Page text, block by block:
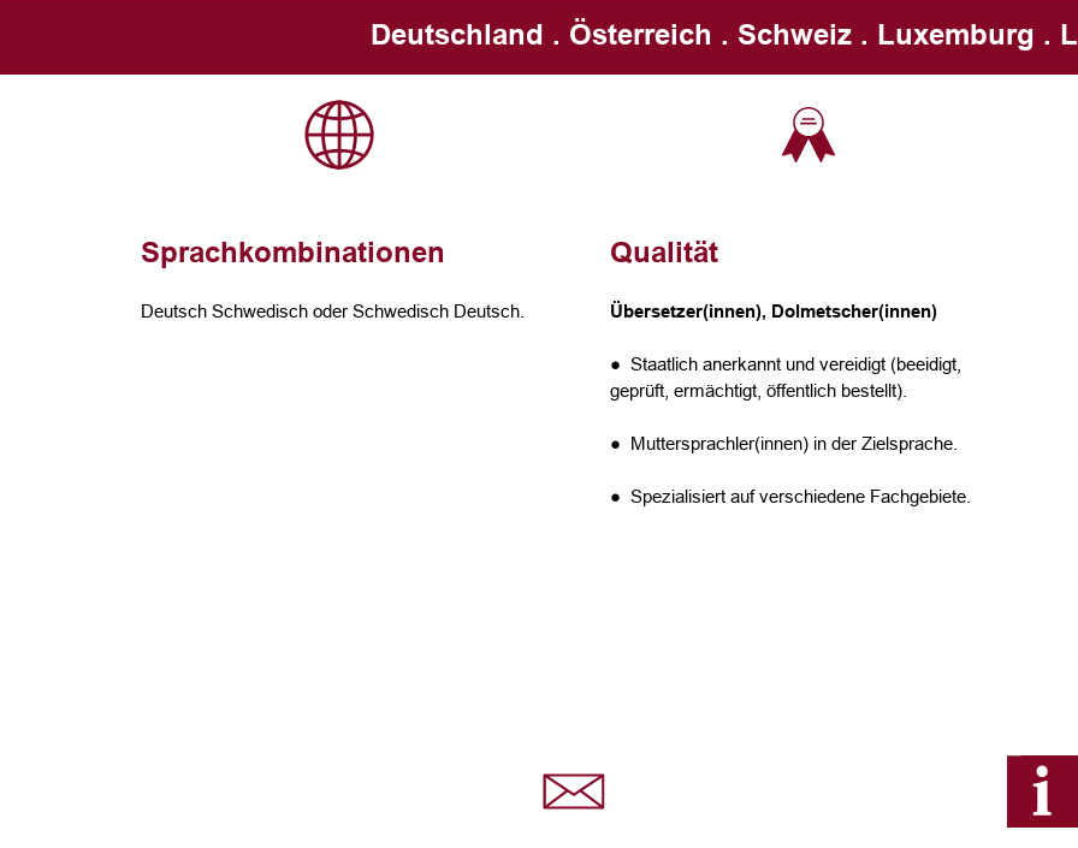
Deutschland . Österreich . Schweiz . Luxemburg .
Sprachkombinationen
Deutsch Schwedisch oder Schwedisch Deutsch.
Qualität
Übersetzer(innen), Dolmetscher(innen)
● Staatlich anerkannt und vereidigt (beeidigt,
geprüft, ermächtigt, öffentlich bestellt).
● Muttersprachler(innen) in der Zielsprache.
● Spezialisiert auf verschiedene Fachgebiete.